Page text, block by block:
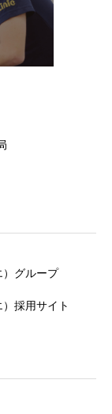
）グループ
採用サイト